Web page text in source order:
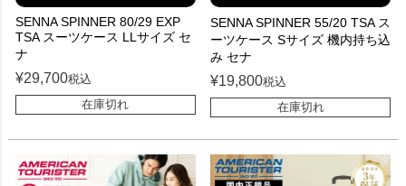
SENNA SPINNER 80/29 EXP
TSA スーツケース LLサイズ セ
ナ
¥29,700税込
在庫切れ
SENNA SPINNER 55/20 TSA ス
ーツケース Sサイズ 機内持ち込
み セナ
¥19,800税込
在庫切れ